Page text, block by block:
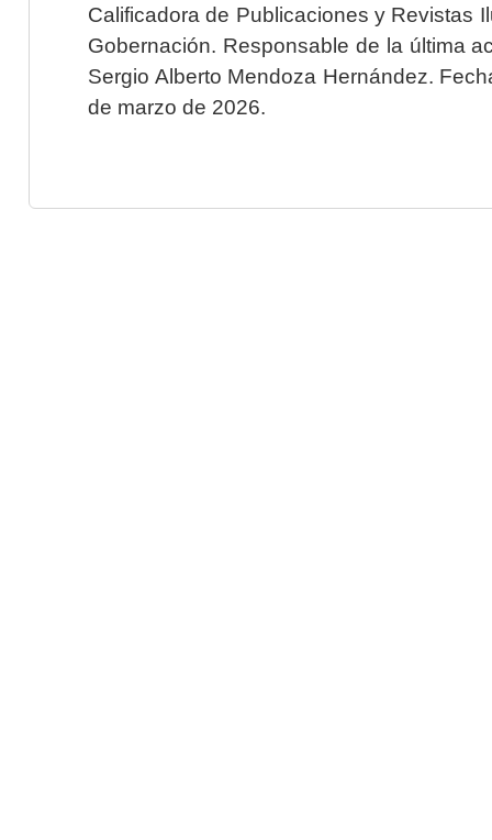
Calificadora de Publicaciones y Revistas
Gobernación. Responsable de la última
Sergio Alberto Mendoza Hernández.
de marzo de 2026.